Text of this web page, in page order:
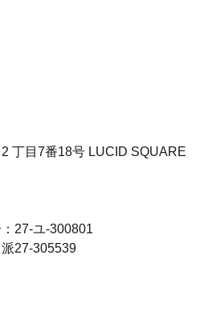
丁目7番18号 LUCID SQUARE
27-ユ-300801
27-305539